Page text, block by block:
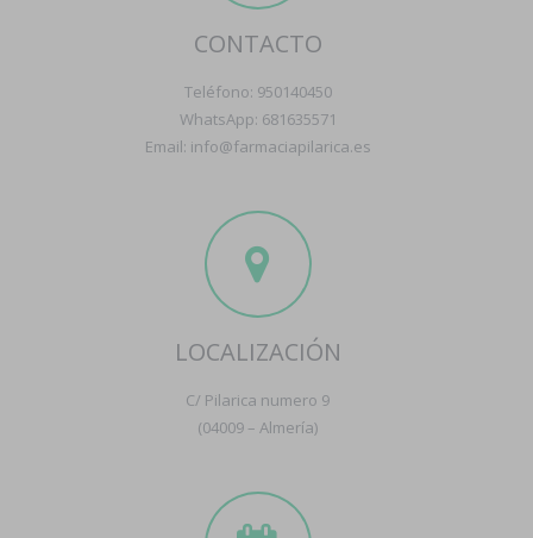
CONTACTO
Teléfono: 950140450
WhatsApp: 681635571
Email: info@farmaciapilarica.es
LOCALIZACIÓN
C/ Pilarica numero 9
(04009 – Almería)